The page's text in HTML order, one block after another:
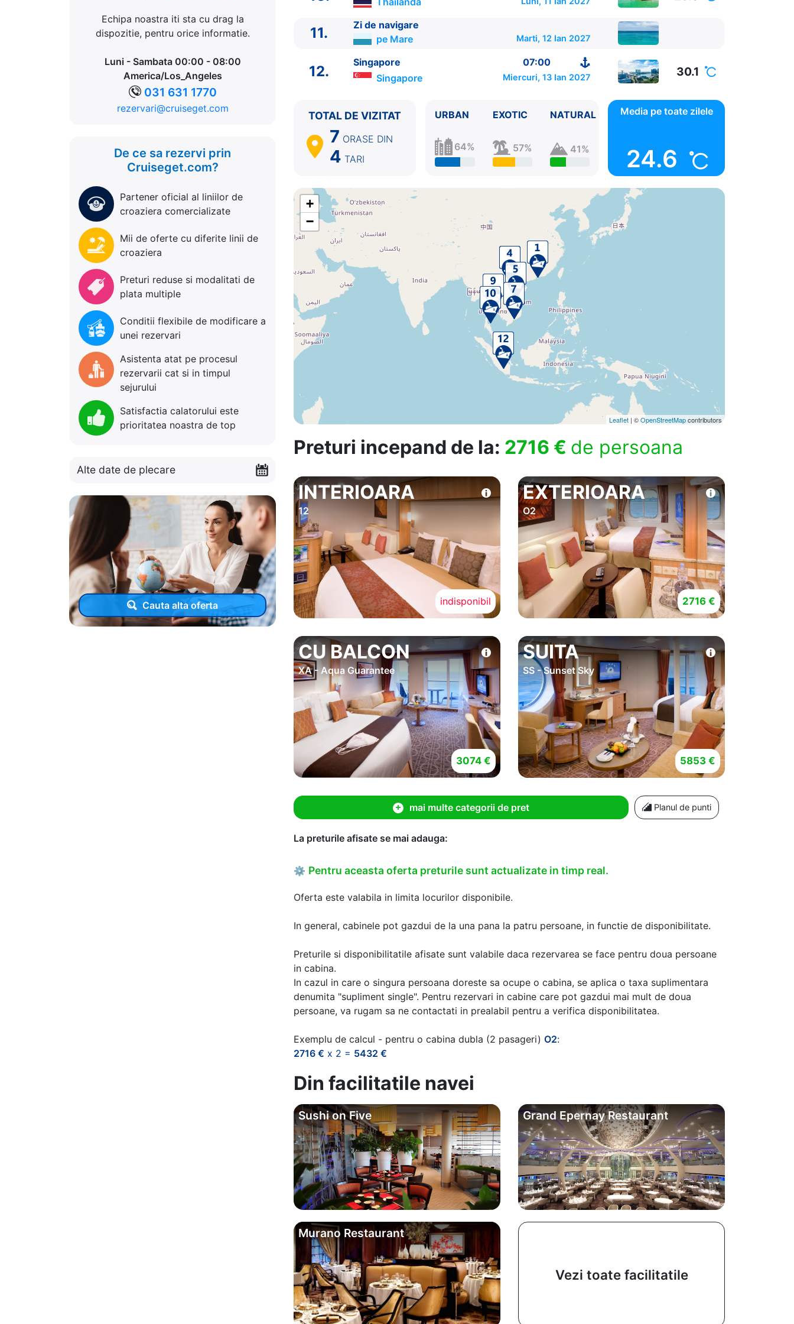
Echipa noastra iti sta cu drag la
dispozitie, pentru orice informatie.
Luni - Sambata 00:00 - 08:00
America/Los_Angeles
031 631 1770
rezervari@cruiseget.com
De ce sa rezervi prin
Cruiseget.com?
Partener oficial al liniilor de
croaziera comercializate
Mii de oferte cu diferite linii de
croaziera
Preturi reduse si modalitati de
plata multiple
Conditii flexibile de modificare a
unei rezervari
Asistenta atat pe procesul
rezervarii cat si in timpul
sejurului
Satisfactia calatorului este
prioritatea noastra de top
Alte date de plecare
Cauta alta oferta
Ko Samui Thailanda 09:00 - 18:00
Zi de navigare pe Mare
12. Singapore Singapore
11.
Zi de navigare
pe Mare
Marti, 12 Ian 2027
12.
Singapore
07:00
Singapore
Miercuri, 13 Ian 2027 30.1
TOTAL DE VIZITAT
7 ORASE DIN
4 TARI
URBAN
64%
EXOTIC
57%
NATURAL
41%
Media pe toate zilele
24.6
+
−
Leaflet | ©OpenStreetMapcontributors
Preturi incepand de la: 2716 € de persoana
INTERIOARA
12
indisponibil
EXTERIOARA
O2
2716 €
CU BALCON
XA - Aqua Guarantee
3074 €
SUITA
SS - Sunset Sky
5853 €
mai multe categorii de pret Planul de punti
La preturile afisate se mai adauga:
⚙ Pentru aceasta oferta preturile sunt actualizate in timp real.
Oferta este valabila in limita locurilor disponibile.
In general, cabinele pot gazdui de la una pana la patru persoane, in functie de disponibilitate.
Preturile si disponibilitatile afisate sunt valabile daca rezervarea se face pentru doua persoane
in cabina.
In cazul in care o singura persoana doreste sa ocupe o cabina, se aplica o taxa suplimentara
denumita "supliment single". Pentru rezervari in cabine care pot gazdui mai mult de doua
persoane, va rugam sa ne contactati in prealabil pentru a verifica disponibilitatea.
Exemplu de calcul - pentru o cabina dubla (2 pasageri) O2:
2716 € x 2 = 5432 €
Din facilitatile navei
Sushi on Five Grand Epernay Restaurant
Murano Restaurant
Vezi toate facilitatile